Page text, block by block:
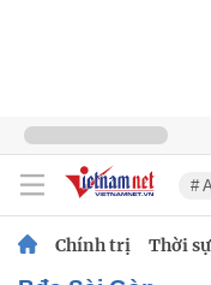
#
Chính trị Thời sự